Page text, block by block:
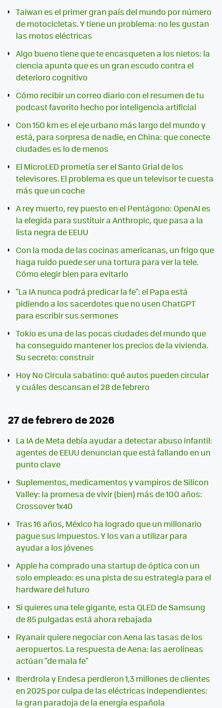
Taiwan es el primer gran país del mundo por número
de motocicletas. Y tiene un problema: no les gustan
las motos eléctricas
Algo bueno tiene que te encasqueten a los nietos: la
ciencia apunta que es un gran escudo contra el
deterioro cognitivo
Cómo recibir un correo diario con el resumen de tu
podcast favorito hecho por inteligencia artificial
Con 150 km es el eje urbano más largo del mundo y
está, para sorpresa de nadie, en China: que conecte
ciudades es lo de menos
El MicroLED prometía ser el Santo Grial de los
televisores. El problema es que un televisor te cuesta
más que un coche
A rey muerto, rey puesto en el Pentágono: OpenAI es
la elegida para sustituir a Anthropic, que pasa a la
lista negra de EEUU
Con la moda de las cocinas americanas, un frigo que
haga ruido puede ser una tortura para ver la tele.
Cómo elegir bien para evitarlo
"La IA nunca podrá predicar la fe": el Papa está
pidiendo a los sacerdotes que no usen ChatGPT
para escribir sus sermones
Tokio es una de las pocas ciudades del mundo que
ha conseguido mantener los precios de la vivienda.
Su secreto: construir
Hoy No Circula sabatino: qué autos pueden circular
y cuáles descansan el 28 de febrero
27 de febrero de 2026
La IA de Meta debía ayudar a detectar abuso infantil:
agentes de EEUU denuncian que está fallando en un
punto clave
Suplementos, medicamentos y vampiros de Silicon
Valley: la promesa de vivir (bien) más de 100 años:
Crossover 1x40
Tras 16 años, México ha logrado que un millonario
pague sus impuestos. Y los van a utilizar para
ayudar a los jóvenes
Apple ha comprado una startup de óptica con un
solo empleado: es una pista de su estrategia para el
hardware del futuro
Si quieres una tele gigante, esta QLED de Samsung
de 85 pulgadas está ahora rebajada
Ryanair quiere negociar con Aena las tasas de los
aeropuertos. La respuesta de Aena: las aerolíneas
actúan "de mala fe"
Iberdrola y Endesa perdieron 1,3 millones de clientes
en 2025 por culpa de las eléctricas independientes:
la gran paradoja de la energía española